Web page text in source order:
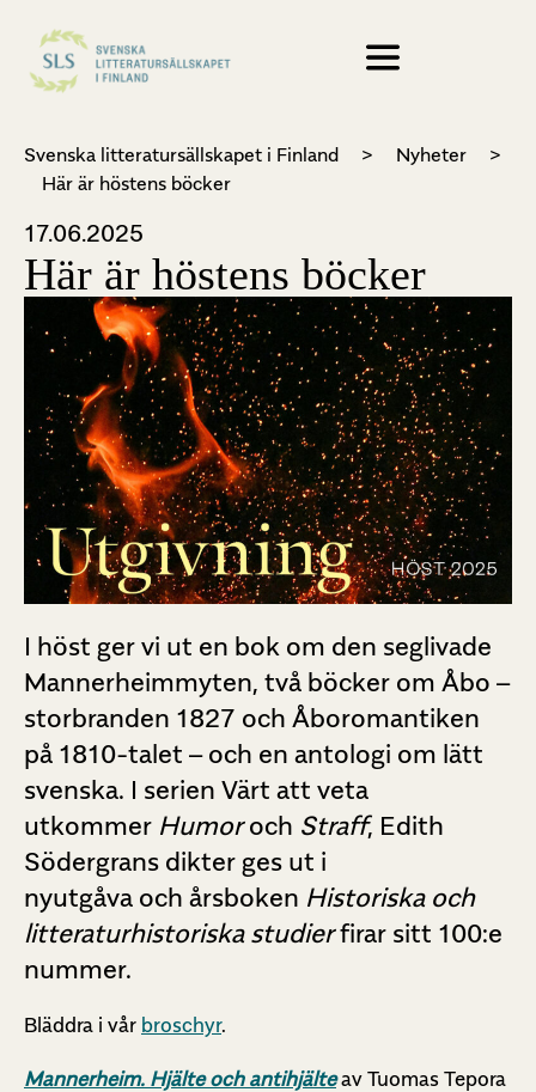
Svenska litteratursällskapet i Finland > Nyheter
>
Här är höstens böcker
17.06.2025
Här är höstens böcker
I höst ger vi ut en bok om den seglivade
Mannerheimmyten, två böcker om Åbo –
storbranden 1827 och Åboromantiken
på 1810-talet – och en antologi om lätt
svenska. I serien Värt att veta
utkommer Humoroch Straff, Edith
Södergrans dikter ges ut i
nyutgåva och årsboken Historiska och
litteraturhistoriska studierfirar sitt 100:e
nummer.
Bläddra i vår broschyr.
Mannerheim. Hjälte och antihjälteav Tuomas Tepora